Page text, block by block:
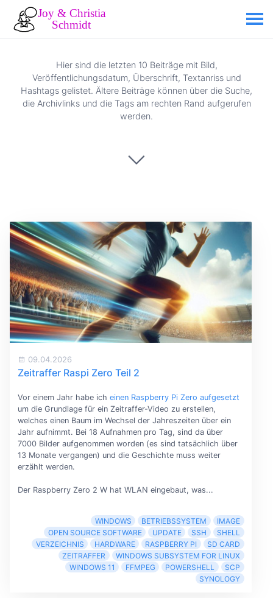
Hier sind die letzten 10 Beiträge mit Bild,
Veröffentlichungsdatum, Überschrift, Textanriss und
Hashtags gelistet. Ältere Beiträge können über die Suche,
die Archivlinks und die Tags am rechten Rand aufgerufen
werden.
09.04.2026
Zeitraffer Raspi Zero Teil 2
Vor einem Jahr habe ich einen Raspberry Pi Zero aufgesetzt
um die Grundlage für ein Zeitraffer-Video zu erstellen,
welches einen Baum im Wechsel der Jahreszeiten über ein
Jahr aufnimmt. Bei 18 Aufnahmen pro Tag, sind da über
7000 Bilder aufgenommen worden (es sind tatsächlich über
13 Monate vergangen) und die Geschichte muss weiter
erzählt werden.
Der Raspberry Zero 2 W hat WLAN eingebaut, was...
WINDOWS BETRIEBSSYSTEM
IMAGE
OPEN SOURCE SOFTWARE
UPDATE SSH
SHELL
VERZEICHNIS
HARDWARE RASPBERRY PI
SD CARD
ZEITRAFFER
WINDOWS SUBSYSTEM FOR LINUX
WINDOWS 11
FFMPEG POWERSHELL
SCP
SYNOLOGY